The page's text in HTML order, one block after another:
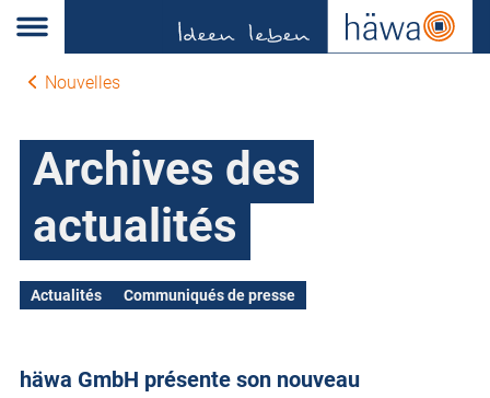
Nouvelles
Archives des
actualités
Actualités Communiqués de presse
häwa GmbH présente son nouveau